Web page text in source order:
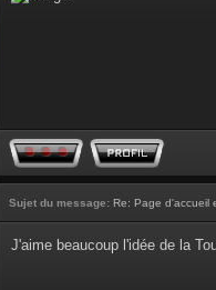
Sujet du message: Re: Page d'accueil
J'aime beaucoup l'idée de la